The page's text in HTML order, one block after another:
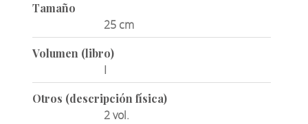
Tamaño
25 cm
Volumen (libro)
I
Otros (descripción física)
2 vol.